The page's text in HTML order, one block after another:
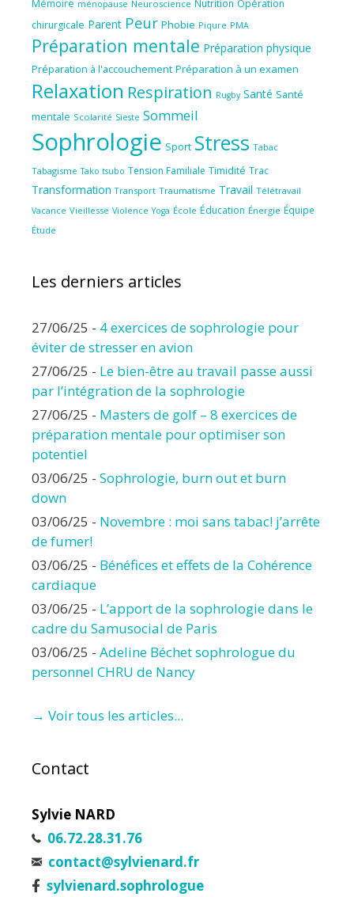
Mémoire ménopause Neuroscience Nutrition Opération
chirurgicale Parent Peur Phobie Piqure PMA
Préparation mentale Préparation physique
Préparation à l'accouchement Préparation à un examen
Relaxation Respiration Rugby Santé Santé
mentale Scolarité Sieste Sommeil
Sophrologie Sport Stress Tabac
Tabagisme Tako tsubo Tension Familiale Timidité Trac
Transformation Transport Traumatisme Travail Télétravail
Vacance Vieillesse Violence Yoga École Éducation Énergie Équipe
Étude
Les derniers articles
27/06/25 - 4 exercices de sophrologie pour
éviter de stresser en avion
27/06/25 - Le bien-être au travail passe aussi
par l’intégration de la sophrologie
27/06/25 - Masters de golf – 8 exercices de
préparation mentale pour optimiser son
potentiel
03/06/25 - Sophrologie, burn out et burn
down
03/06/25 - Novembre : moi sans tabac! j’arrête
de fumer!
03/06/25 - Bénéfices et effets de la Cohérence
cardiaque
03/06/25 - L’apport de la sophrologie dans le
cadre du Samusocial de Paris
03/06/25 - Adeline Béchet sophrologue du
personnel CHRU de Nancy
→ Voir tous les articles...
Contact
Sylvie NARD
06.72.28.31.76
contact@sylvienard.fr
sylvienard.sophrologue